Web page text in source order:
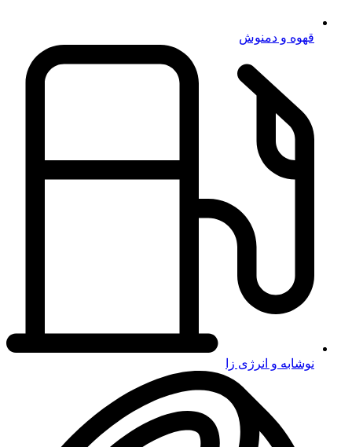
قهوه و دمنوش
نوشابه و انرژی زا